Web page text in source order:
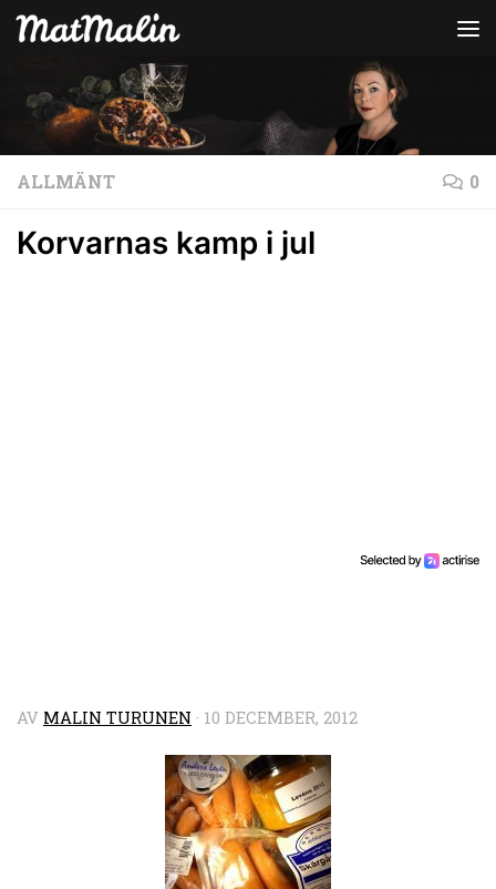
Hoppa till innehåll
ALLMÄNT 0
Korvarnas kamp i jul
AV MALIN TURUNEN · 10 DECEMBER, 2012